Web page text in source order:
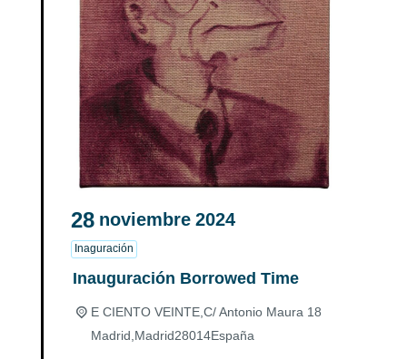
28 noviembre 2024
Inaguración
Inauguración Borrowed Time
E CIENTO VEINTE, C/ Antonio Maura 18
Madrid Madrid28014España